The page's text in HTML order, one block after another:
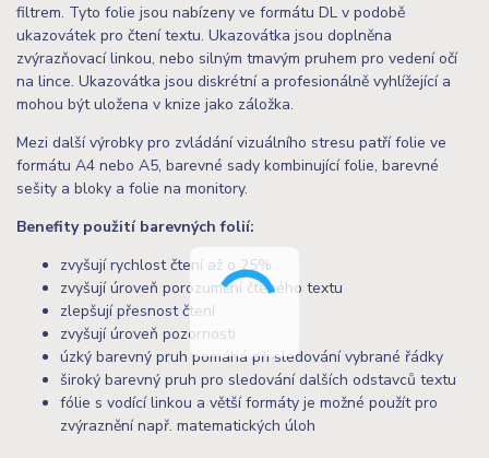
filtrem. Tyto folie jsou nabízeny ve formátu DL v podobě
ukazovátek pro čtení textu. Ukazovátka jsou doplněna
zvýrazňovací linkou, nebo silným tmavým pruhem pro vedení očí
na lince. Ukazovátka jsou diskrétní a profesionálně vyhlížející a
mohou být uložena v knize jako záložka.
Mezi další výrobky pro zvládání vizuálního stresu patří folie ve
formátu A4 nebo A5, barevné sady kombinující folie, barevné
sešity a bloky a folie na monitory.
Benefity použití barevných folií:
zvyšují rychlost čtení až o 25%
zvyšují úroveň porozumění čteného textu
zlepšují přesnost čtení
zvyšují úroveň pozornosti
úzký barevný pruh pomáhá při sledování vybrané řádky
široký barevný pruh pro sledování dalších odstavců textu
fólie s vodící linkou a větší formáty je možné použít pro
zvýraznění např. matematických úloh